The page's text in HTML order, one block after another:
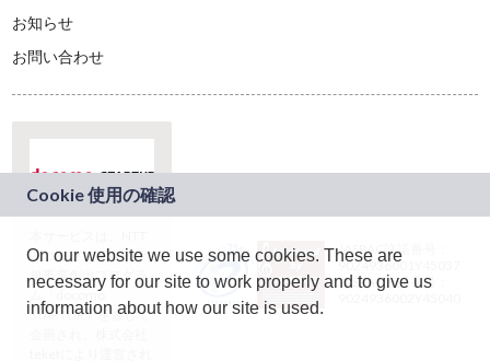
お知らせ
お問い合わせ
ドコモグループの新
規事業創出プログラ
ム「docomo
STARTUP」を通じて
JASRAC許諾番号：
9024936001Y45037
JASRAC許諾番号：
On our website we use some cookies. These are
necessary for our site to work properly and to give us
information about how our site is used.